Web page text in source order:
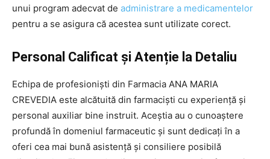
unui program adecvat de administrare a medicamentelor
pentru a se asigura că acestea sunt utilizate corect.
Personal Calificat și Atenție la Detaliu
Echipa de profesioniști din Farmacia ANA MARIA
CREVEDIA este alcătuită din farmaciști cu experiență și
personal auxiliar bine instruit. Aceștia au o cunoaștere
profundă în domeniul farmaceutic și sunt dedicați în a
oferi cea mai bună asistență și consiliere posibilă